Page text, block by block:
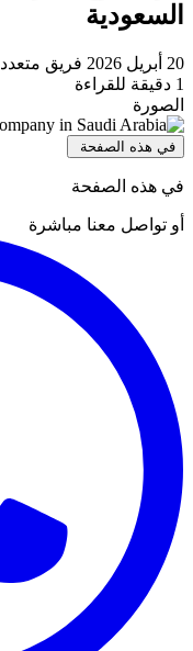
السعودية
20 أبريل 2026
فريق متعدد
1 دقيقة للقراءة
الصورة
في هذه الصفحة
في هذه الصفحة
أو تواصل معنا مباشرة